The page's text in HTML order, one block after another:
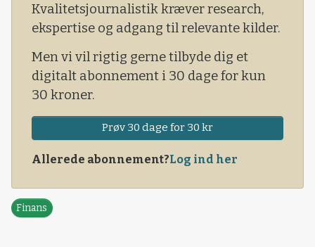
Kvalitetsjournalistik kræver research,
ekspertise og adgang til relevante kilder.
Men vi vil rigtig gerne tilbyde dig et
digitalt abonnement i 30 dage for kun
30 kroner.
Prøv 30 dage for 30 kr
Allerede abonnement?Log ind her
Finans